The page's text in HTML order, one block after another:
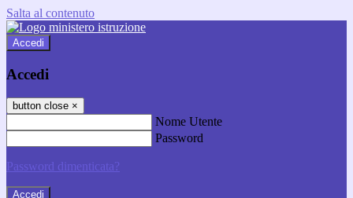
Salta al contenuto
Accedi
Accedi
button close ×
Nome Utente
Password
Password dimenticata?